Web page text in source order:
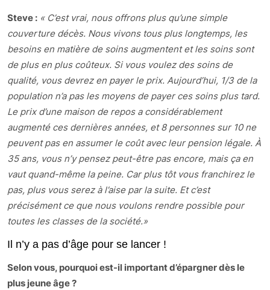
Steve : « C’est vrai, nous offrons plus qu’une simple
couverture décès. Nous vivons tous plus longtemps, les
besoins en matière de soins augmentent et les soins sont
de plus en plus coûteux. Si vous voulez des soins de
qualité, vous devrez en payer le prix. Aujourd’hui, 1/3 de la
population n’a pas les moyens de payer ces soins plus tard.
Le prix d’une maison de repos a considérablement
augmenté ces dernières années, et 8 personnes sur 10 ne
peuvent pas en assumer le coût avec leur pension légale. À
35 ans, vous n’y pensez peut-être pas encore, mais ça en
vaut quand-même la peine. Car plus tôt vous franchirez le
pas, plus vous serez à l’aise par la suite. Et c’est
précisément ce que nous voulons rendre possible pour
toutes les classes de la société.»
Il n’y a pas d’âge pour se lancer !
Selon vous, pourquoi est-il important d’épargner dès le
plus jeune âge ?